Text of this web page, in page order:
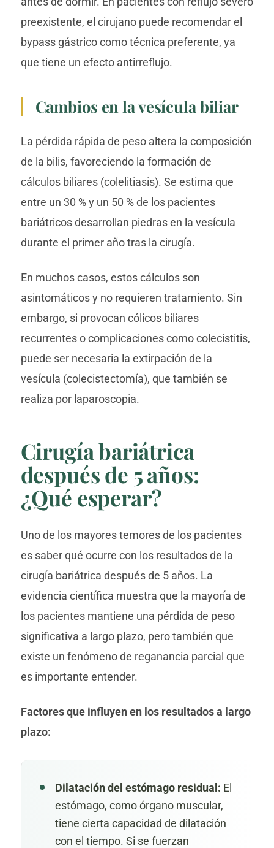
preexistente, el cirujano puede recomendar el
bypass gástrico como técnica preferente, ya
que tiene un efecto antirreflujo.
Cambios en la vesícula biliar
La pérdida rápida de peso altera la composición
de la bilis, favoreciendo la formación de
cálculos biliares (colelitiasis). Se estima que
entre un 30 % y un 50 % de los pacientes
bariátricos desarrollan piedras en la vesícula
durante el primer año tras la cirugía.
En muchos casos, estos cálculos son
asintomáticos y no requieren tratamiento. Sin
embargo, si provocan cólicos biliares
recurrentes o complicaciones como colecistitis,
puede ser necesaria la extirpación de la
vesícula (colecistectomía), que también se
realiza por laparoscopia.
Cirugía bariátrica
después de 5 años:
¿Qué esperar?
Uno de los mayores temores de los pacientes
es saber qué ocurre con los resultados de la
cirugía bariátrica después de 5 años. La
evidencia científica muestra que la mayoría de
los pacientes mantiene una pérdida de peso
significativa a largo plazo, pero también que
existe un fenómeno de reganancia parcial que
es importante entender.
Factores que influyen en los resultados a largo
plazo:
Dilatación del estómago residual: El
estómago, como órgano muscular,
tiene cierta capacidad de dilatación
con el tiempo. Si se fuerzan